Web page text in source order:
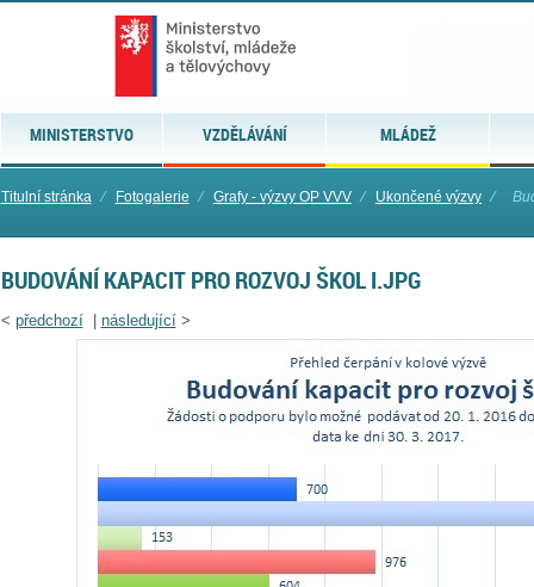
MINISTERSTVO VZDĚLÁVÁNÍ MLÁDEŽ
Titulní stránka ⁄ Fotogalerie ⁄ Grafy - výzvy OP VVV ⁄ Ukončené výzvy ⁄
BUDOVÁNÍ KAPACIT PRO ROZVOJ ŠKOL I.JPG
< předchozí| následující>